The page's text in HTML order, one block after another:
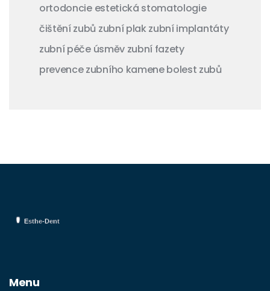
ortodoncie estetická stomatologie
čištění zubů zubní plak zubní implantáty
zubní péče úsměv zubní fazety
prevence zubního kamenebolest zubů
Menu